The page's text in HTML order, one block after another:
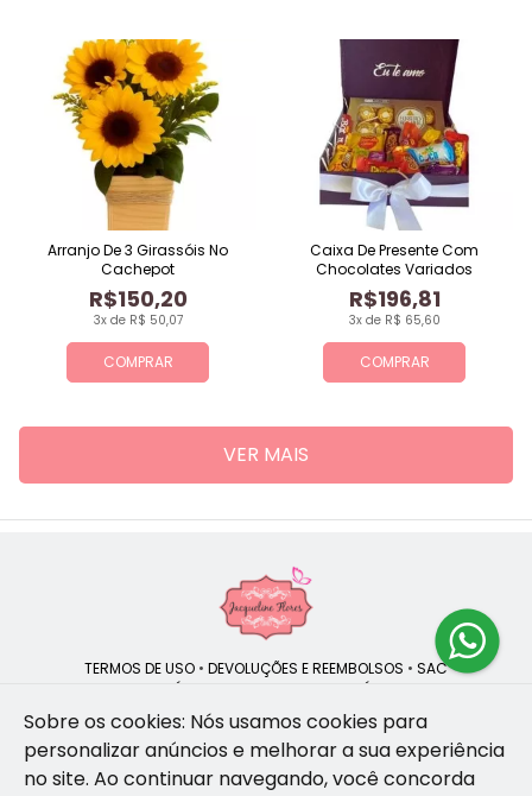
COMPRAR
3x de R$ 50,07
R$150,20
Arranjo De 3 Girassóis No
Cachepot
COMPRAR
3x de R$ 65,60
R$196,81
Caixa De Presente Com
Chocolates Variados
VER MAIS
TERMOS DE USO • DEVOLUÇÕES E REEMBOLSOS • SAC
POLÍTICA DE PRIVACIDADE POLÍTICA DE COOKIES
Jacqueline Flores | CNPJ: 47.335.418/0001-13
Sobre os cookies: Nós usamos cookies para
personalizar anúncios e melhorar a sua experiência
no site. Ao continuar navegando, você concorda